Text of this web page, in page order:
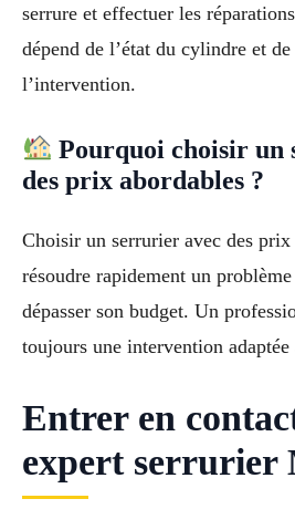
serrure et effectuer les
dépend de l’état du cylindre et
l’intervention.
Pourquoi choisir un
des prix abordables ?
Choisir un serrurier avec des prix
résoudre rapidement un
dépasser son budget. Un
toujours une intervention
Entrer en
expert serrurier